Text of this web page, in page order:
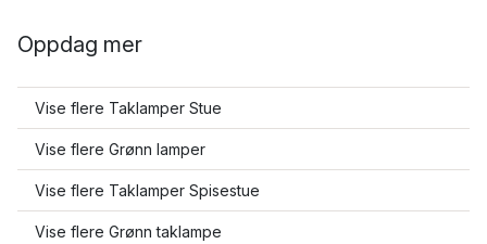
Oppdag mer
Vise flere Taklamper Stue
Vise flere Grønn lamper
Vise flere Taklamper Spisestue
Vise flere Grønn taklampe